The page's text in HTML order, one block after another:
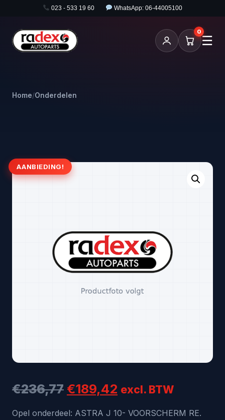
023 - 533 19 60 WhatsApp: 06-44005100
0
☰
Home/Onderdelen
AANBIEDING!
€236,77Oorspronkelijke
prijs
€189,42 Huidige
prijs
excl. BTW
Opel onderdeel: ASTRA J 10- VOORSCHERM RE.